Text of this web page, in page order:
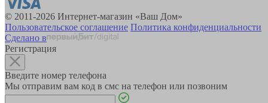
© 2011-2026 Интернет-магазин «Ваш Дом»
Пользовательское соглашение Политика конфиденциальности
Сделано в
Регистрация
Введите номер телефона
Мы отправим вам код в смс на телефон или позвоним